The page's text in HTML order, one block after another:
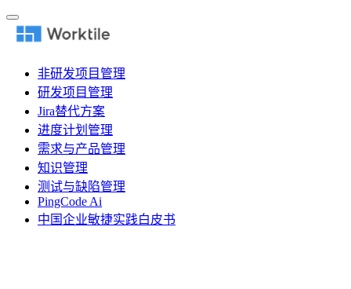
非研发项目管理
研发项目管理
Jira替代方案
进度计划管理
需求与产品管理
知识管理
测试与缺陷管理
PingCode Ai
中国企业敏捷实践白皮书